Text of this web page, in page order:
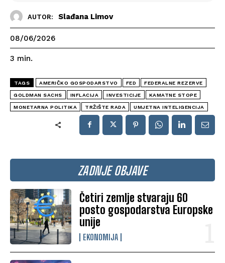
ZADNJE OBJAVE
Četiri zemlje stvaraju 60
posto gospodarstva Europske
unije
EKONOMIJA
AUTOR: Slađana Limov
08/06/2026
3 min.
TAGS AMERIČKO GOSPODARSTVO FED FEDERALNE REZERVE
GOLDMAN SACHS INFLACIJA INVESTICIJE KAMATNE STOPE
MONETARNA POLITIKA TRŽIŠTE RADA UMJETNA INTELIGENCIJA